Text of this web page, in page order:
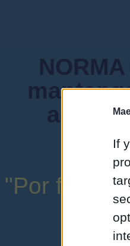
If
"Por favor,